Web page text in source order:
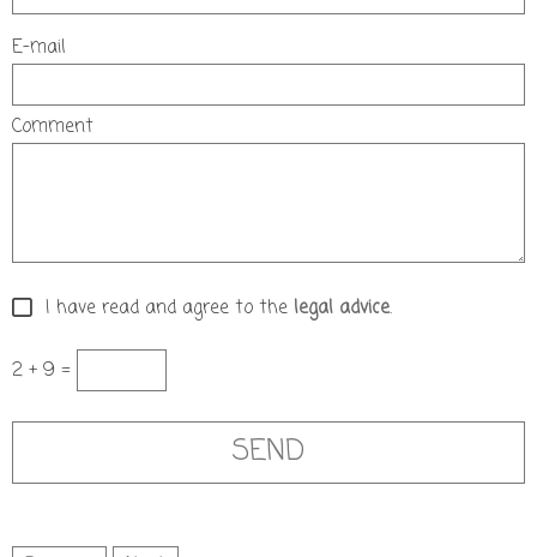
E-mail
Comment
I have read and agree to the legal advice.
2 + 9 =